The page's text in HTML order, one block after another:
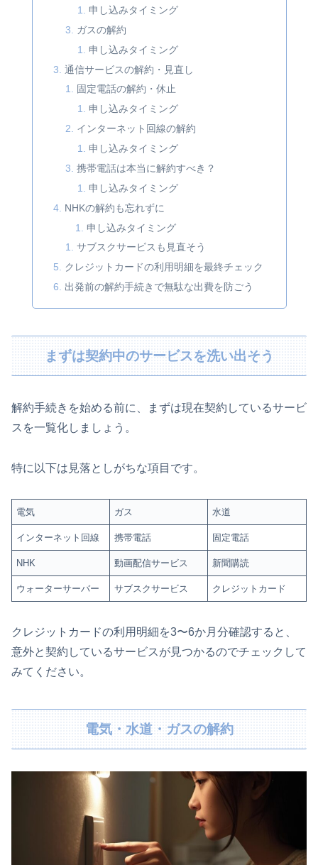
申し込みタイミング
ガスの解約
申し込みタイミング
通信サービスの解約・見直し
固定電話の解約・休止
申し込みタイミング
インターネット回線の解約
申し込みタイミング
携帯電話は本当に解約すべき？
申し込みタイミング
NHKの解約も忘れずに
申し込みタイミング
サブスクサービスも見直そう
クレジットカードの利用明細を最終チェック
出発前の解約手続きで無駄な出費を防ごう
まずは契約中のサービスを洗い出そう
解約手続きを始める前に、まずは現在契約しているサービ
スを一覧化しましょう。
特に以下は見落としがちな項目です。
電気 ガス 水道
インターネット回線 携帯電話 固定電話
NHK 動画配信サービス 新聞購読
ウォーターサーバー サブスクサービス クレジットカード
クレジットカードの利用明細を3〜6か月分確認すると、
意外と契約しているサービスが見つかるのでチェックして
みてください。
電気・水道・ガスの解約